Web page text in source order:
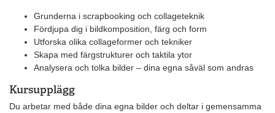
Grunderna i scrapbooking och collageteknik
Fördjupa dig i bildkomposition, färg och form
Utforska olika collageformer och tekniker
Skapa med färgstrukturer och taktila ytor
Analysera och tolka bilder – dina egna såväl som andras
Kursupplägg
Du arbetar med både dina egna bilder och deltar i gemensamma